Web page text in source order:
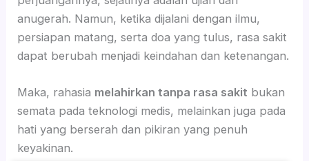
anugerah. Namun, ketika dijalani dengan ilmu,
persiapan matang, serta doa yang tulus, rasa sakit
dapat berubah menjadi keindahan dan ketenangan.
Maka, rahasia melahirkan tanpa rasa sakit bukan
semata pada teknologi medis, melainkan juga pada
hati yang berserah dan pikiran yang penuh
keyakinan.